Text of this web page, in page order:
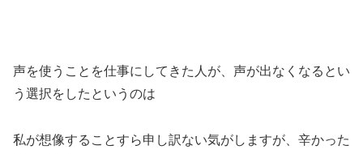
声を使うことを仕事にしてきた人が、声が出なくなるとい
う選択をしたというのは
私が想像することすら申し訳ない気がしますが、辛かった